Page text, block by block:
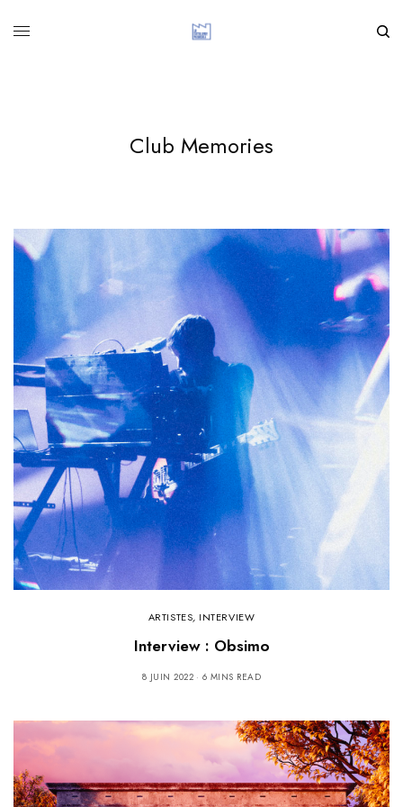
Club Memories
ARTISTES, INTERVIEW
Interview : Obsimo
8 JUIN 2022 6 MINS READ